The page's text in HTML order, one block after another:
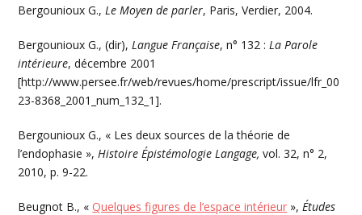
Bergounioux G., Le Moyen de parler, Paris, Verdier, 2004.
Bergounioux G., (dir), Langue Française, n° 132 : La Parole
intérieure, décembre 2001
[http://www.persee.fr/web/revues/home/prescript/issue/lfr_00
23-8368_2001_num_132_1].
Bergounioux G., « Les deux sources de la théorie de
l’endophasie », Histoire Épistémologie Langage,vol. 32, n° 2,
2010, p. 9-22.
Beugnot B., « Quelques figures de l’espace intérieur », Études